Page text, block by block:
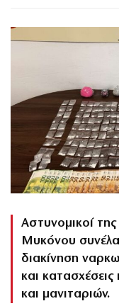
Αστυνομικοί
Μυκόνου
διακίνηση
και
και μανιταριών.